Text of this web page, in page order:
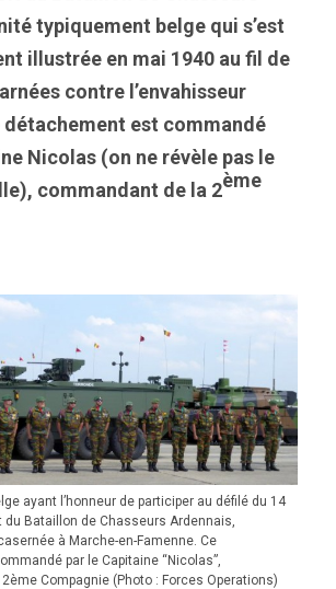
typiquement belge qui s’est
illustrée en mai 1940 au fil de
contre l’envahisseur
détachement est commandé
Nicolas (on ne révèle pas le
commandant de la 2ème
ayant l’honneur de participer au défilé du 14
du Bataillon de Chasseurs Ardennais,
à Marche-en-Famenne. Ce
par le Capitaine “Nicolas”,
Compagnie (Photo : Forces Operations)